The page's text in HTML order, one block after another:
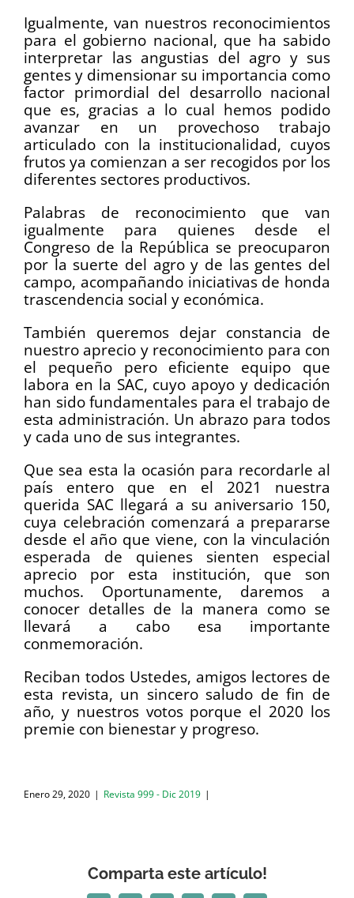
Igualmente, van nuestros reconocimientos
para el gobierno nacional, que ha sabido
interpretar las angustias del agro y sus
gentes y dimensionar su importancia como
factor primordial del desarrollo nacional
que es, gracias a lo cual hemos podido
avanzar en un provechoso trabajo
articulado con la institucionalidad, cuyos
frutos ya comienzan a ser recogidos por los
diferentes sectores productivos.
Palabras de reconocimiento que van
igualmente para quienes desde el
Congreso de la República se preocuparon
por la suerte del agro y de las gentes del
campo, acompañando iniciativas de honda
trascendencia social y económica.
También queremos dejar constancia de
nuestro aprecio y reconocimiento para con
el pequeño pero eficiente equipo que
labora en la SAC, cuyo apoyo y dedicación
han sido fundamentales para el trabajo de
esta administración. Un abrazo para todos
y cada uno de sus integrantes.
Que sea esta la ocasión para recordarle al
país entero que en el 2021 nuestra
querida SAC llegará a su aniversario 150,
cuya celebración comenzará a prepararse
desde el año que viene, con la vinculación
esperada de quienes sienten especial
aprecio por esta institución, que son
muchos. Oportunamente, daremos a
conocer detalles de la manera como se
llevará a cabo esa importante
conmemoración.
Reciban todos Ustedes, amigos lectores de
esta revista, un sincero saludo de fin de
año, y nuestros votos porque el 2020 los
premie con bienestar y progreso.
Enero 29, 2020 | Revista 999 - Dic 2019 |
Comparta este artículo!